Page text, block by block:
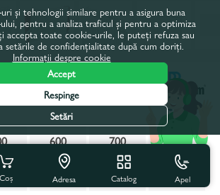
600 700
800
1100 1200
1300
Coș Adresa Catalog Apel
și tehnologii similare pentru a asigura buna
pentru a analiza traficul și pentru a optimiza
accepta toate cookie-urile, le puteți refuza sau
setările de confidențialitate după cum doriți.
Informații despre cookie
Accept
Respinge
Setări